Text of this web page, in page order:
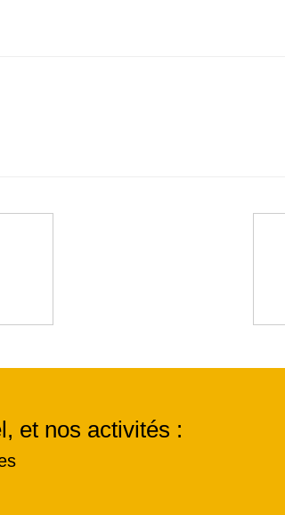
et nos activités :